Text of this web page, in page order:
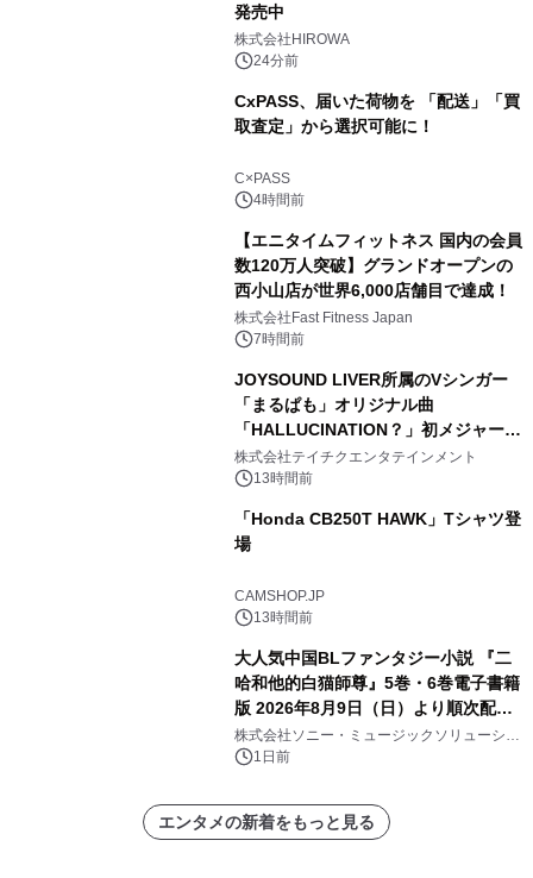
発売中
株式会社HIROWA
24分前
CxPASS、届いた荷物を 「配送」「買
取査定」から選択可能に！
C×PASS
4時間前
【エニタイムフィットネス 国内の会員
数120万人突破】グランドオープンの
西小山店が世界6,000店舗目で達成！
株式会社Fast Fitness Japan
7時間前
JOYSOUND LIVER所属のVシンガー
「まるぱも」オリジナル曲
「HALLUCINATION？」初メジャー配
信リリース決定！
株式会社テイチクエンタテインメント
13時間前
「Honda CB250T HAWK」Tシャツ登
場
CAMSHOP.JP
13時間前
大人気中国BLファンタジー小説 『二
哈和他的白猫師尊』5巻・6巻電子書籍
版 2026年8月9日（日）より順次配信
開始
株式会社ソニー・ミュージックソリューショ
ンズ1日前
エンタメの新着をもっと見る